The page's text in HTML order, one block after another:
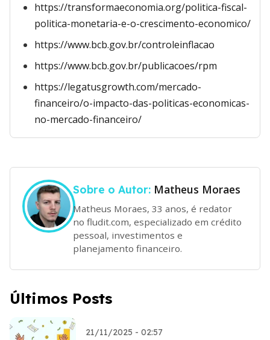
https://transformaeconomia.org/politica-fiscal-
politica-monetaria-e-o-crescimento-economico/
https://www.bcb.gov.br/controleinflacao
https://www.bcb.gov.br/publicacoes/rpm
https://legatusgrowth.com/mercado-
financeiro/o-impacto-das-politicas-economicas-
no-mercado-financeiro/
Sobre o Autor: Matheus Moraes
Matheus Moraes, 33 anos, é redator
no fludit.com, especializado em crédito
pessoal, investimentos e
planejamento financeiro.
Últimos Posts
21/11/2025 - 02:57